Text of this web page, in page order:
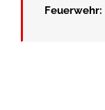
Feuerwehr: